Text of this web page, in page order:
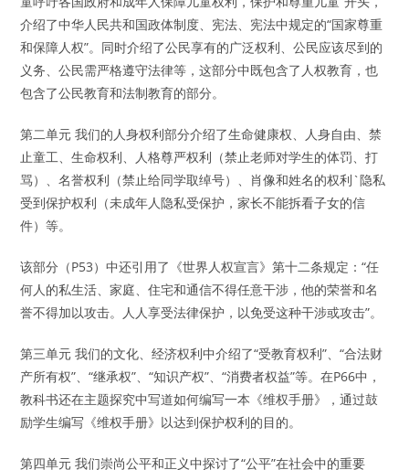
介绍了中华人民共和国政体制度、宪法、宪法中规定的“国家尊重
和保障人权”。同时介绍了公民享有的广泛权利、公民应该尽到的
义务、公民需严格遵守法律等，这部分中既包含了人权教育，也
包含了公民教育和法制教育的部分。
第二单元 我们的人身权利部分介绍了生命健康权、人身自由、禁
止童工、生命权利、人格尊严权利（禁止老师对学生的体罚、打
骂）、名誉权利（禁止给同学取绰号）、肖像和姓名的权利`隐私
受到保护权利（未成年人隐私受保护，家长不能拆看子女的信
件）等。
该部分（P53）中还引用了《世界人权宣言》第十二条规定：“任
何人的私生活、家庭、住宅和通信不得任意干涉，他的荣誉和名
誉不得加以攻击。人人享受法律保护，以免受这种干涉或攻击”。
第三单元 我们的文化、经济权利中介绍了“受教育权利”、“合法财
产所有权”、“继承权”、“知识产权”、“消费者权益”等。在P66中，
教科书还在主题探究中写道如何编写一本《维权手册》，通过鼓
励学生编写《维权手册》以达到保护权利的目的。
第四单元 我们崇尚公平和正义中探讨了“公平”在社会中的重要